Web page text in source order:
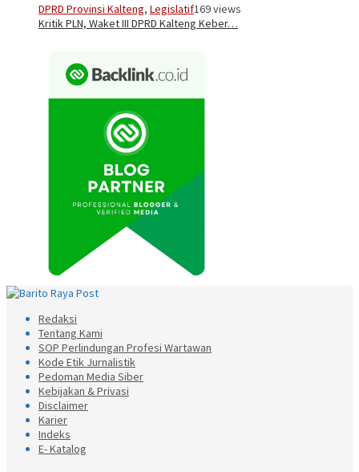
DPRD Provinsi Kalteng, Legislatif169 views
Kritik PLN, Waket III DPRD Kalteng Keber…
Redaksi
Tentang Kami
SOP Perlindungan Profesi Wartawan
Kode Etik Jurnalistik
Pedoman Media Siber
Kebijakan & Privasi
Disclaimer
Karier
Indeks
E- Katalog